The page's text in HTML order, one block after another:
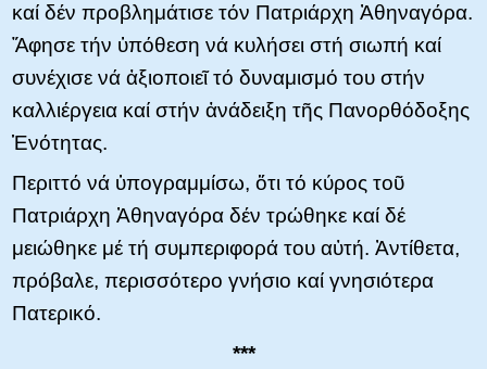
καί δέν προβλημάτισε τόν Πατριάρχη Ἀθηναγόρα.
Ἄφησε τήν ὑπόθεση νά κυλήσει στή σιωπή καί
συνέχισε νά ἀξιοποιεῖ τό δυναμισμό του στήν
καλλιέργεια καί στήν ἀνάδειξη τῆς Πανορθόδοξης
Ἑνότητας.
Περιττό νά ὑπογραμμίσω, ὅτι τό κύρος τοῦ
Πατριάρχη Ἀθηναγόρα δέν τρώθηκε καί δέ
μειώθηκε μέ τή συμπεριφορά του αὐτή. Ἀντίθετα,
πρόβαλε, περισσότερο γνήσιο καί γνησιότερα
Πατερικό.
***